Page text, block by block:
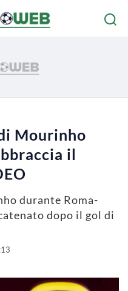
Mourinho
il
durante Roma-
dopo il gol di